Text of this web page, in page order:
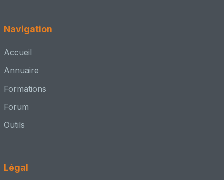
Navigation
Accueil
Annuaire
Formations
Forum
Outils
Légal